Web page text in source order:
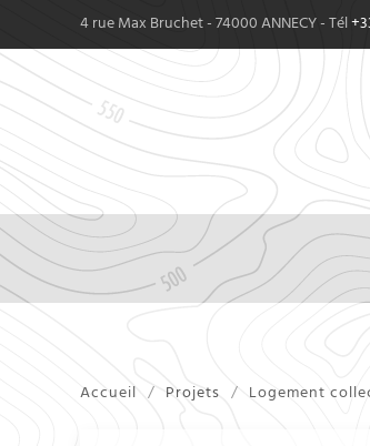
4 rue Max Bruchet - 74000 ANNECY - Tél
Accueil Projets Logement